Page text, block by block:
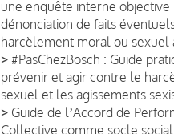
une enquête interne
dénonciation de faits
harcèlement moral ou sexuel
> #PasChezBosch : Guide
prévenir et agir contre le
sexuel et les agissements
> Guide de lʼAccord de
Collective comme socle